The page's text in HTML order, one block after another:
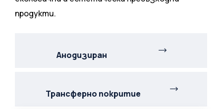
продукти.
Анодизиран
Трансферно покритие